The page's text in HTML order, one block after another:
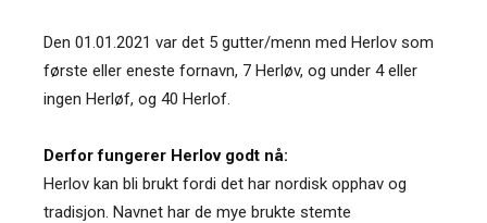
Den 01.01.2021 var det 5 gutter/menn med Herlov som
første eller eneste fornavn, 7 Herløv, og under 4 eller
ingen Herløf, og 40 Herlof.
Derfor fungerer Herlov godt nå:
Herlov kan bli brukt fordi det har nordisk opphav og
tradisjon. Navnet har de mye brukte stemte